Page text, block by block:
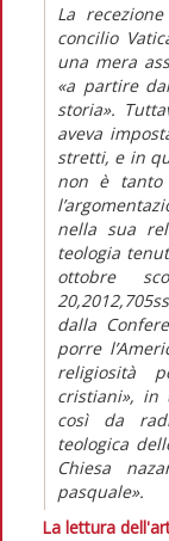
La
concilio
una mera
«a partire
storia».
aveva
stretti, e in
non è tanto
nella sua
teologia
ottobre
dalla
porre
religiosità
cristiani», in
così da
teologica
Chiesa
pasquale».
La lettura